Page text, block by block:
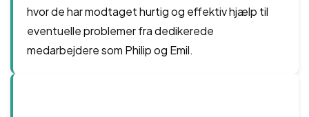
hvor de har modtaget hurtig og effektiv hjælp til
eventuelle problemer fra dedikerede
medarbejdere som Philip og Emil.